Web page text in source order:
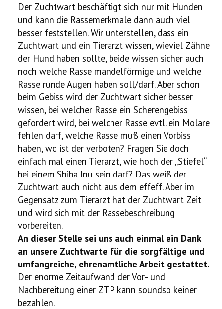
Der Zuchtwart beschäftigt sich nur mit Hunden
und kann die Rassemerkmale dann auch viel
besser feststellen. Wir unterstellen, dass ein
Zuchtwart und ein Tierarzt wissen, wieviel Zähne
der Hund haben sollte, beide wissen sicher auch
noch welche Rasse mandelförmige und welche
Rasse runde Augen haben soll/darf. Aber schon
beim Gebiss wird der Zuchtwart sicher besser
wissen, bei welcher Rasse ein Scherengebiss
gefordert wird, bei welcher Rasse evtl. ein Molare
fehlen darf, welche Rasse muß einen Vorbiss
haben, wo ist der verboten? Fragen Sie doch
einfach mal einen Tierarzt, wie hoch der „Stiefel“
bei einem Shiba Inu sein darf? Das weiß der
Zuchtwart auch nicht aus dem effeff. Aber im
Gegensatz zum Tierarzt hat der Zuchtwart Zeit
und wird sich mit der Rassebeschreibung
vorbereiten.
An dieser Stelle sei uns auch einmal ein Dank
an unsere Zuchtwarte für die sorgfältige und
umfangreiche, ehrenamtliche Arbeit gestattet.
Der enorme Zeitaufwand der Vor- und
Nachbereitung einer ZTP kann soundso keiner
bezahlen.